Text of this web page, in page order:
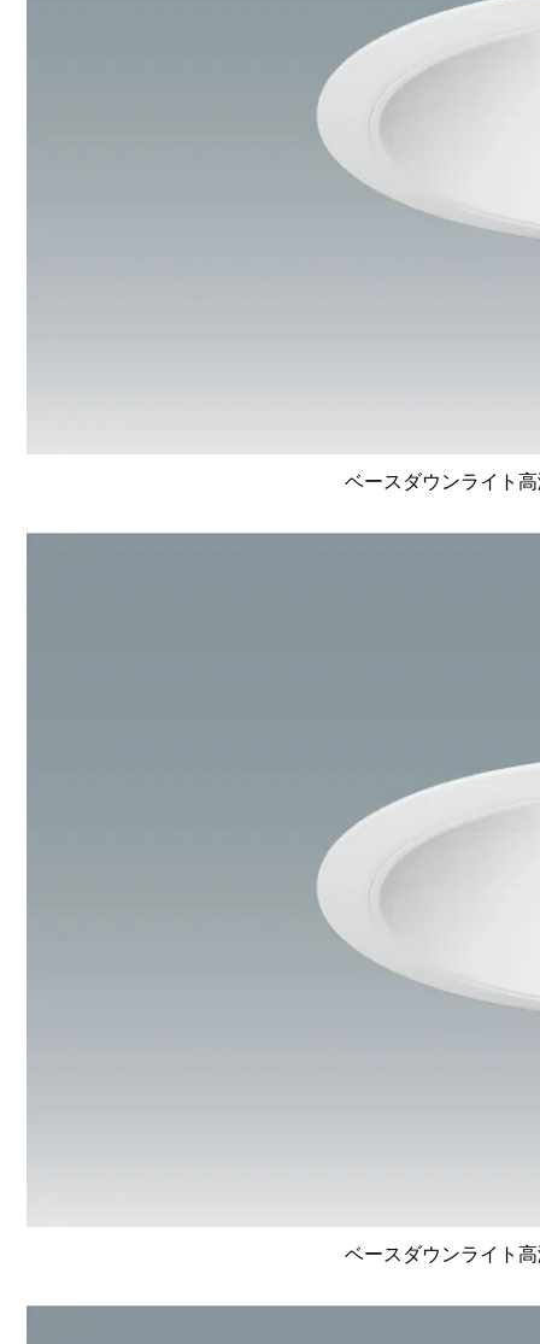
ベースダウンライト
ベースダウンライト